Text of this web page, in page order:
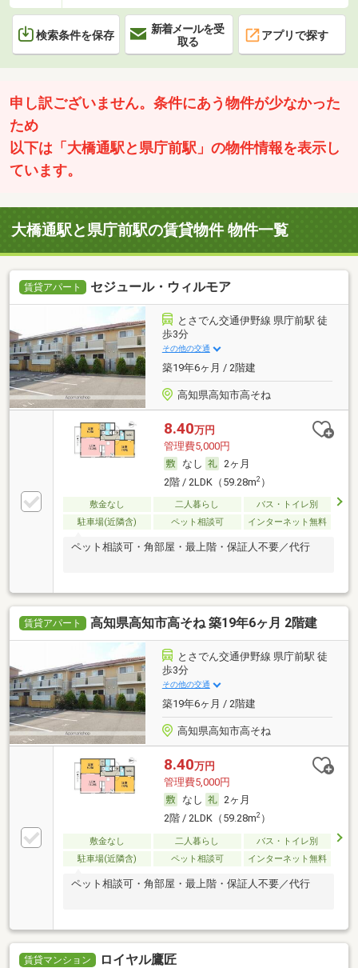
検索条件を保存
新着メールを受
取る
アプリで探す
申し訳ございません。条件にあう物件が少なかった
ため
以下は「大橋通駅と県庁前駅」の物件情報を表示し
ています。
大橋通駅と県庁前駅の賃貸物件 物件一覧
賃貸アパート セジュール・ウィルモア
とさでん交通伊野線 県庁前駅 徒
歩3分
その他の交通
築19年6ヶ月 / 2階建
高知県高知市高そね
8.40万円
管理費5,000円
なし
2ヶ月
2階 / 2LDK（59.28m2）
敷金なし 二人暮らし
バス・トイレ別
駐車場(近隣含)
ペット相談可 インターネット無料
ペット相談可・角部屋・最上階・保証人不要／代行
賃貸アパート 高知県高知市高そね 築19年6ヶ月 2階建
とさでん交通伊野線 県庁前駅 徒
歩3分
その他の交通
築19年6ヶ月 / 2階建
高知県高知市高そね
8.40万円
管理費5,000円
なし
2ヶ月
2階 / 2LDK（59.28m2）
敷金なし 二人暮らし
バス・トイレ別
駐車場(近隣含)
ペット相談可 インターネット無料
ペット相談可・角部屋・最上階・保証人不要／代行
賃貸マンション ロイヤル鷹匠